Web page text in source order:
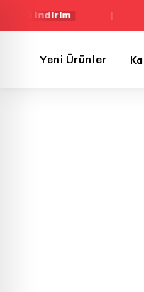
%20 İndirim
Yeni Ürünler